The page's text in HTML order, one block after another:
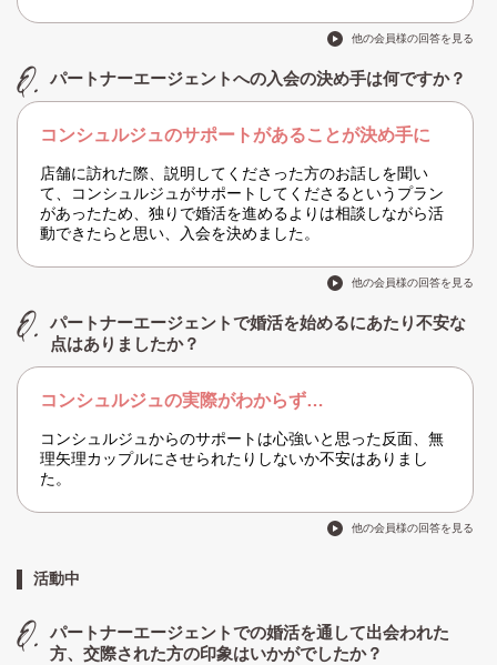
他の会員様の回答を見る
パートナーエージェントへの入会の決め手は何ですか？
コンシュルジュのサポートがあることが決め手に
店舗に訪れた際、説明してくださった方のお話しを聞い
て、コンシュルジュがサポートしてくださるというプラン
があったため、独りで婚活を進めるよりは相談しながら活
動できたらと思い、入会を決めました。
他の会員様の回答を見る
パートナーエージェントで婚活を始めるにあたり不安な
点はありましたか？
コンシュルジュの実際がわからず…
コンシュルジュからのサポートは心強いと思った反面、無
理矢理カップルにさせられたりしないか不安はありまし
た。
他の会員様の回答を見る
活動中
パートナーエージェントでの婚活を通して出会われた
方、交際された方の印象はいかがでしたか？